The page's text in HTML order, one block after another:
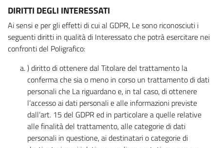
DIRITTI DEGLI INTERESSATI
Ai sensi e per gli effetti di cui al GDPR, Le sono riconosciuti i
seguenti diritti in qualità di Interessato che potrà esercitare nei
confronti del Poligrafico:
) diritto di ottenere dal Titolare del trattamento la
conferma che sia o meno in corso un trattamento di dati
personali che La riguardano e, in tal caso, di ottenere
l’accesso ai dati personali e alle informazioni previste
dall’art. 15 del GDPR ed in particolare a quelle relative
alle finalità del trattamento, alle categorie di dati
personali in questione, ai destinatari o categorie di